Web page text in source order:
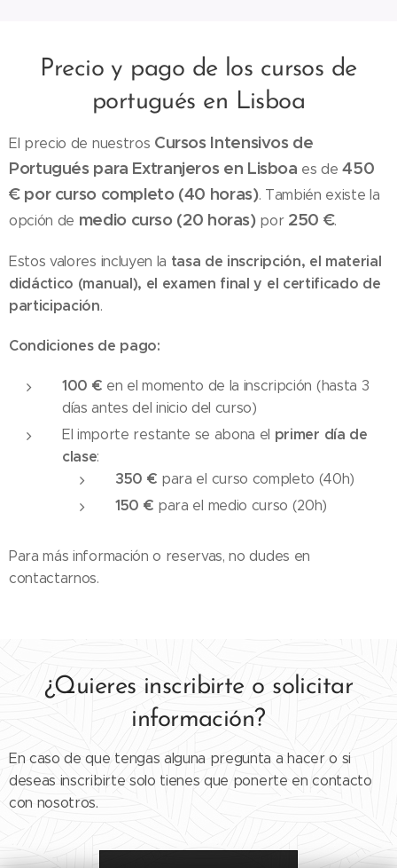
Precio y pago de los cursos de
portugués en Lisboa
El precio de nuestros Cursos Intensivos de
Portugués para Extranjeros en Lisboa es de450
€ por curso completo (40 horas). También existe la
opción de medio curso (20 horas)por 250 €.
Estos valores incluyen la tasa de inscripción, el material
didáctico (manual), el examen final y el certificado de
participación.
Condiciones de pago:
100 € en el momento de la inscripción (hasta 3
días antes del inicio del curso)
El importe restante se abona el primer día de
clase:
350 € para el curso completo (40h)
150 € para el medio curso (20h)
Para más información o reservas, no dudes en
contactarnos.
¿Quieres inscribirte o solicitar
información?
En caso de que tengas alguna pregunta a hacer o si
deseas inscribirte solo tienes que ponerte en contacto
con nosotros.